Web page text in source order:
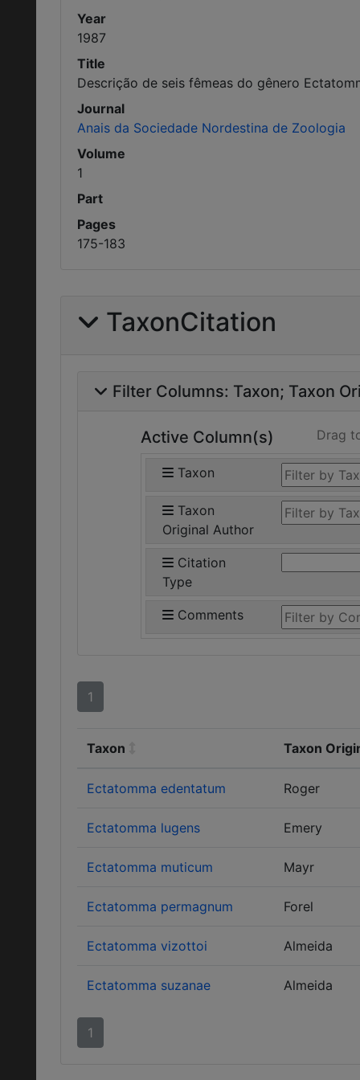
Year
1987
Title
Descrição de seis fêmeas do gênero
Journal
Anais da Sociedade Nordestina de Zoologia
Volume
1
Part
Pages
175-183
TaxonCitation
Filter Columns: Taxon Taxon
Active Column(s) Drag
Taxon
Taxon
Original Author
Citation
Type
Comments
1
Taxon Taxon
Ectatomma edentatum Roger
Ectatomma lugens Emery
Ectatomma muticum Mayr
Ectatomma permagnum Forel
Ectatomma vizottoi Almeida
Ectatomma suzanae Almeida
1